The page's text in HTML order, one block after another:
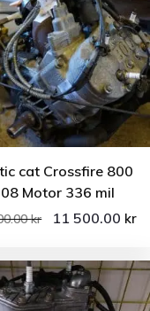
cat Crossfire 800
Motor 336 mil
kr 11 500.00 kr